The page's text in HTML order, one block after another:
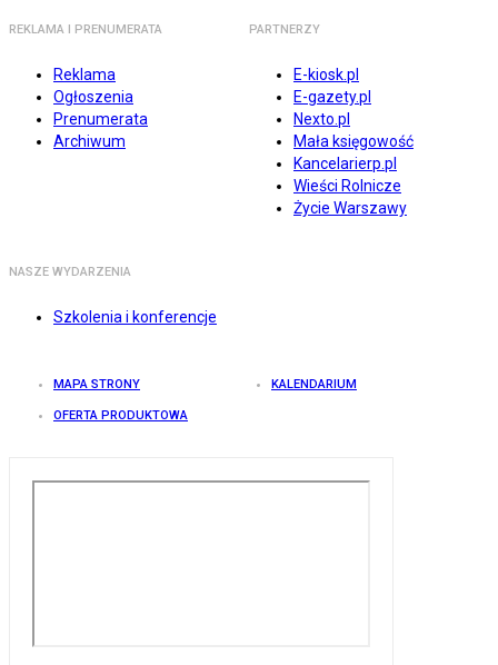
REKLAMA I PRENUMERATA
Reklama
Ogłoszenia
Prenumerata
Archiwum
PARTNERZY
E-kiosk.pl
E-gazety.pl
Nexto.pl
Mała księgowość
Kancelarierp.pl
Wieści Rolnicze
Życie Warszawy
NASZE WYDARZENIA
Szkolenia i konferencje
MAPA STRONY KALENDARIUM
OFERTA PRODUKTOWA